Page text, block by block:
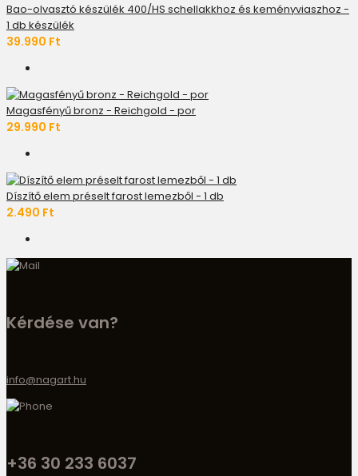
Bao-olvasztó készülék 400/HS schellakkhoz és keményviaszhoz -
1 db készülék
39.990 Ft
Magasfényű bronz - Reichgold - por
29.990 Ft
Díszítő elem préselt farost lemezből - 1 db
2.490 Ft
Kérdése van?
info@nagart.hu
+36 30 233 6037